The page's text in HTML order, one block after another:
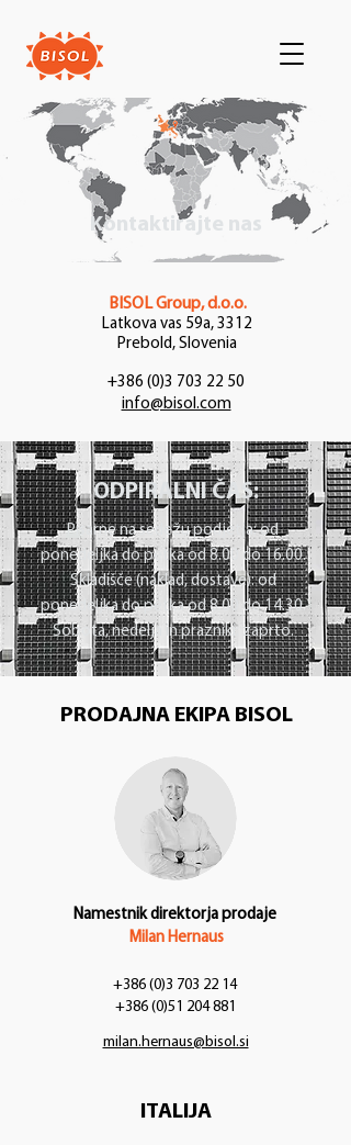
Kontaktirajte nas
BISOL Group, d.o.o.
Latkova vas 59a, 3312
Prebold, Slovenia
+386 (0)3 703 22 50
info@bisol.com
ODPIRALNI ČAS:
Pisarne na sedežu podjetja: od
ponedeljka do petka od 8.00 do 16.00.
Skladišče (naklad, dostave): od
ponedeljka do petka od 8.00 do 14.30.
Sobota, nedelja in prazniki: zaprto.
PRODAJNA EKIPA BISOL
Namestnik direktorja prodaje
Milan Hernaus
+386 (0)3 703 22 14
+386 (0)51 204 881
milan.hernaus@bisol.si
ITALIJA